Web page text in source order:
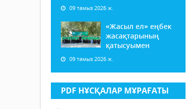
09 тамыз 2026 ж.
«Жасыл ел» еңбек
жасақтарының
қатысуымен
09 тамыз 2026 ж.
PDF НҰСҚАЛАР МҰРАҒАТЫ